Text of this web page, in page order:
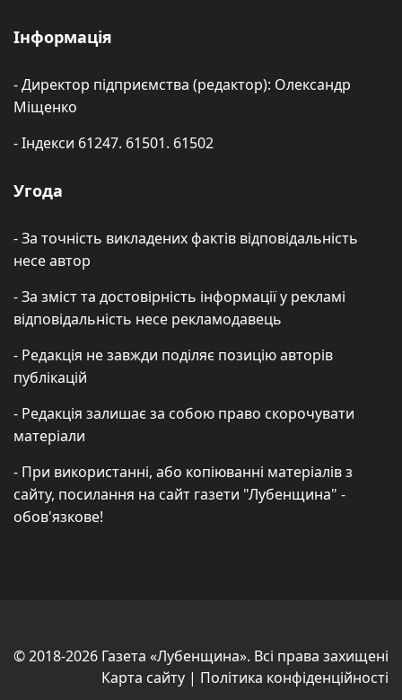
Інформація
- Директор підприємства (редактор): Олександр
Міщенко
- Індекси 61247. 61501. 61502
Угода
- За точність викладених фактів відповідальність
несе автор
- За зміст та достовірність інформації у рекламі
відповідальність несе рекламодавець
- Редакція не завжди поділяє позицію авторів
публікацій
- Редакція залишає за собою право скорочувати
матеріали
- При використанні, або копіюванні матеріалів з
сайту, посилання на сайт газети "Лубенщина" -
обов'язкове!
© 2018-2026 Газета «Лубенщина». Всі права захищені
Карта сайту | Політика конфіденційності